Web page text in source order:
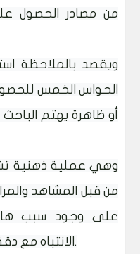
من مصادر الحصول
ويقصد بالملاحظة
الحواس الخمس
أو ظاهرة يهتم
وهي عملية ذهنية
من قبل المشاهد
على وجود سبب
الانتباه مع دقة الملاحظة لخدمة ذلك السبب.